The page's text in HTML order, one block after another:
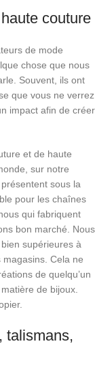
couture
de mode
chose que nous
Souvent, ils ont
que vous ne verrez
impact afin de créer
et de haute
sur notre
présentent sous la
pour les chaînes
qui fabriquent
bon marché. Nous
supérieures à
Cela ne
de quelqu’un
de bijoux.
talismans,